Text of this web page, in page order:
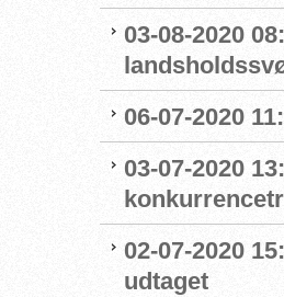
03-08-2020
06-07-2020
03-07-2020
02-07-2020
udtaget